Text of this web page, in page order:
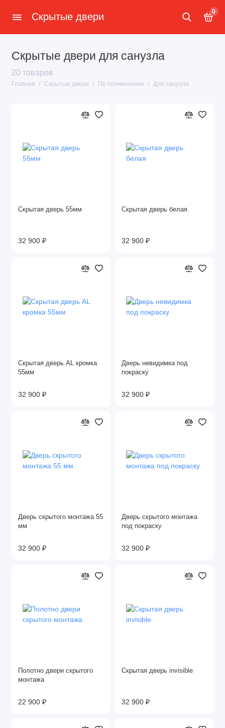
Скрытые двери 0
Скрытые двери для санузла
20 товаров
Главная Скрытые двери По применению Для санузла
Скрытая дверь 55мм
32 900 ₽
Скрытая дверь белая
32 900 ₽
Скрытая дверь AL кромка
55мм
32 900 ₽
Дверь невидимка под
покраску
32 900 ₽
Дверь скрытого монтажа 55
мм
32 900 ₽
Дверь скрытого монтажа
под покраску
32 900 ₽
Полотно двери скрытого
монтажа
22 900 ₽
Скрытая дверь invisible
32 900 ₽